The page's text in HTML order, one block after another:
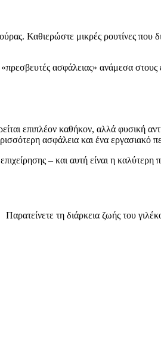
Καθιερώστε μικρές ρουτίνες
ασφάλειας» ανάμεσα
επιπλέον καθήκον, αλλά φυσική
ασφάλεια και ένα εργασιακό
– και αυτή είναι η καλύτερη
Παρατείνετε τη διάρκεια ζωής του